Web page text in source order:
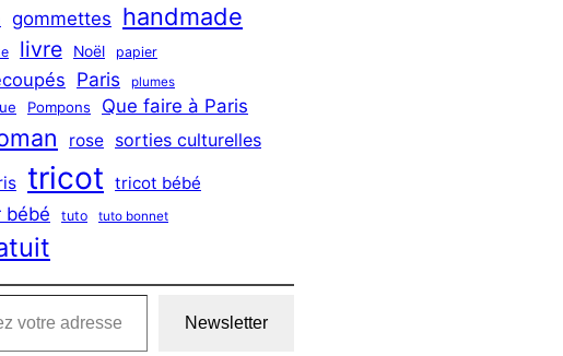
gommettes handmade
livre Noël papier
Paris plumes
Pompons Que faire à Paris
rose sorties culturelles
tricot tricot bébé
bébé tuto tuto bonnet
Newsletter